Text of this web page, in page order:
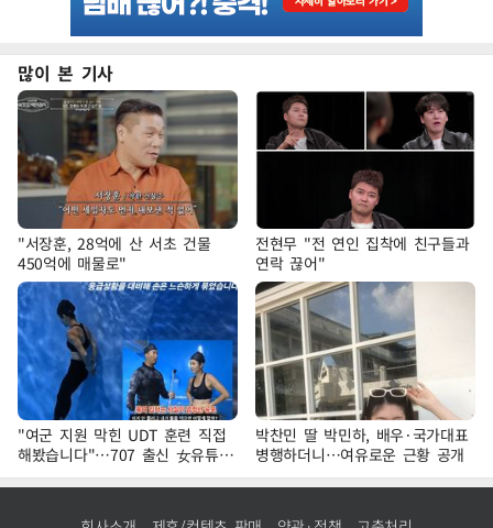
많이 본 기사
"서장훈, 28억에 산 서초 건물
450억에 매물로"
전현무 "전 연인 집착에 친구들과
연락 끊어"
"여군 지원 막힌 UDT 훈련 직접
해봤습니다"…707 출신 女유튜버
'완벽 소화'
박찬민 딸 박민하, 배우·국가대표
병행하더니…여유로운 근황 공개